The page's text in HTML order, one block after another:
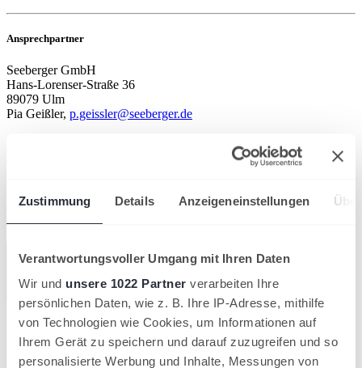
Zustimmung Details Anzeigeneinstellungen
Verantwortungsvoller Umgang mit Ihren Daten
Wir und unsere 1022 Partner verarbeiten Ihre
persönlichen Daten, wie z. B. Ihre IP-Adresse, mithilfe
von Technologien wie Cookies, um Informationen auf
Ihrem Gerät zu speichern und darauf zuzugreifen und so
personalisierte Werbung und Inhalte, Messungen von
Ansprechpartner
Seeberger GmbH
Hans-Lorenser-Straße 36
89079 Ulm
Pia Geißler, p.geissler@seeberger.de
2026!